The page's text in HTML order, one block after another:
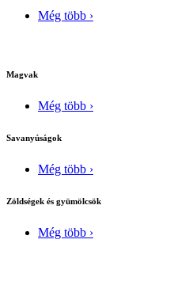
Még több ›
Magvak
Még több ›
Savanyúságok
Még több ›
Zöldségek és gyümölcsök
Még több ›